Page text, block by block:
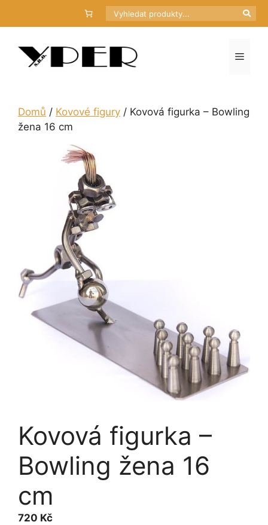
Hledat
Menu
Domů / Kovové figury / Kovová figurka – Bowling
žena 16 cm
Kovová figurka –
Bowling žena 16
cm
720 Kč